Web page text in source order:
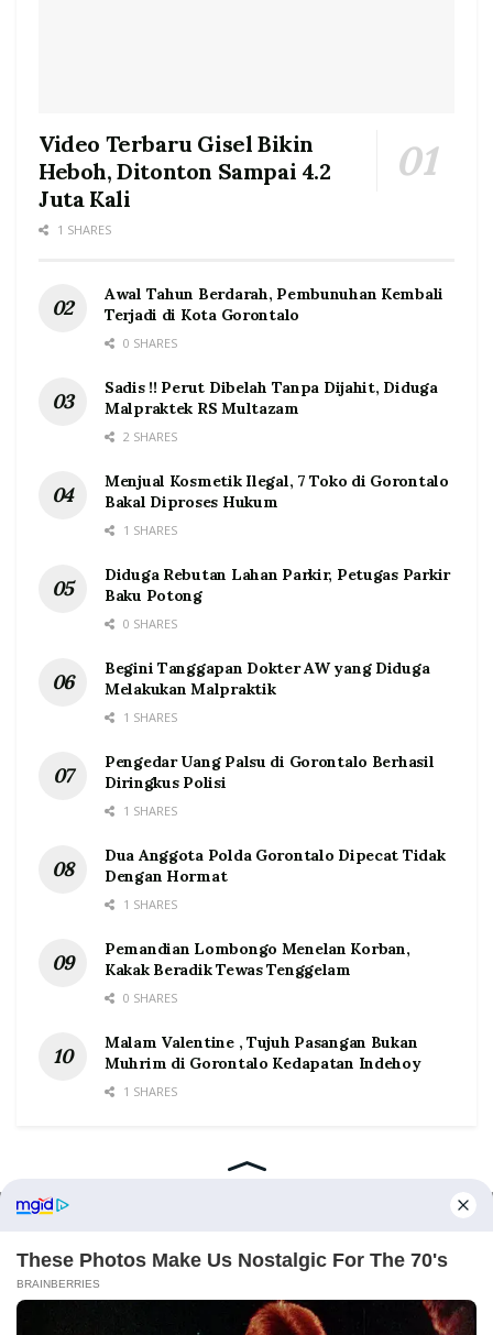
Video Terbaru Gisel Bikin
Heboh, Ditonton Sampai 4.2
Juta Kali
1 SHARES
Awal Tahun Berdarah, Pembunuhan Kembali
Terjadi di Kota Gorontalo
0 SHARES
Sadis !! Perut Dibelah Tanpa Dijahit, Diduga
Malpraktek RS Multazam
2 SHARES
Menjual Kosmetik Ilegal, 7 Toko di Gorontalo
Bakal Diproses Hukum
1 SHARES
Diduga Rebutan Lahan Parkir, Petugas Parkir
Baku Potong
0 SHARES
Begini Tanggapan Dokter AW yang Diduga
Melakukan Malpraktik
1 SHARES
Pengedar Uang Palsu di Gorontalo Berhasil
Diringkus Polisi
1 SHARES
Dua Anggota Polda Gorontalo Dipecat Tidak
Dengan Hormat
1 SHARES
Pemandian Lombongo Menelan Korban,
Kakak Beradik Tewas Tenggelam
0 SHARES
Malam Valentine , Tujuh Pasangan Bukan
Muhrim di Gorontalo Kedapatan Indehoy
1 SHARES
Home Tentang Kontak Pedoman Media Siber